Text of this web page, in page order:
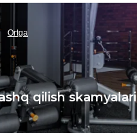
qilish skamyalari
Ortga